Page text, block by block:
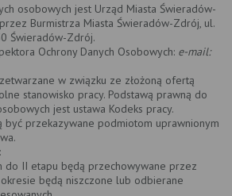
osobowych jest Urząd Miasta Świeradów-
Burmistrza Miasta Świeradów-Zdrój, ul.
Świeradów-Zdrój.
Ochrony Danych Osobowych: e-mail:
w związku ze złożoną ofertą
stanowisko pracy. Podstawą prawną do
jest ustawa Kodeks pracy.
być przekazywane podmiotom uprawnionym
do II etapu będą przechowywane przez
będą niszczone lub odbierane